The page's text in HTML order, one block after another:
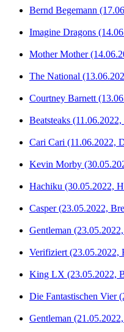
Bernd Begemann
Imagine Dragons
Mother Mother
The National
Courtney Barnett
Beatsteaks
Cari Cari (11.06.2022,
Kevin Morby
Hachiku (30.05.2022,
Casper (23.05.2022,
Gentleman
Verifiziert (23.05.2022,
King LX (23.05.2022,
Die Fantastischen Vier
Gentleman